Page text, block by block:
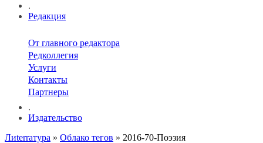
.
Редакция
От главного редактора
Редколлегия
Услуги
Контакты
Партнеры
.
Издательство
Лиterraтура » Облако тегов » 2016-70-Поэзия